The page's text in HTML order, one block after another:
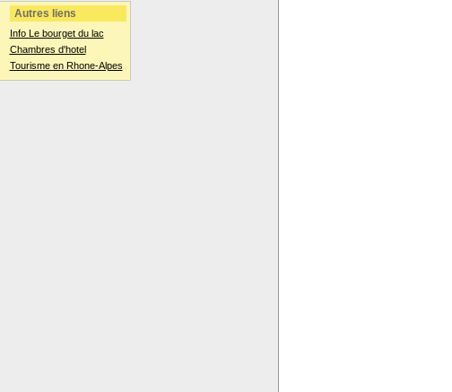
Autres liens
Info Le bourget du lac
Chambres d'hotel
Tourisme en Rhone-Alpes